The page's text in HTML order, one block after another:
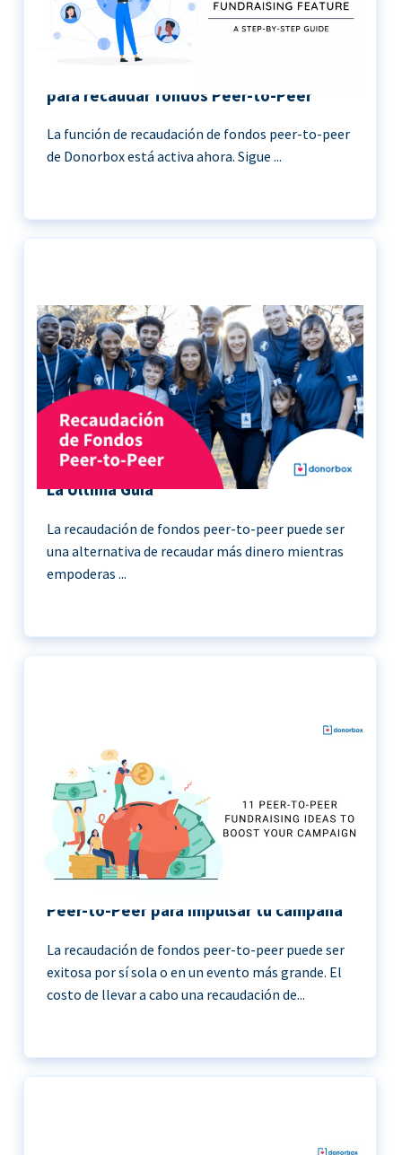
para recaudar fondos Peer-to-Peer
La función de recaudación de fondos peer-to-peer
de Donorbox está activa ahora. Sigue ...
Recaudación de Fondos Peer-to-Peer |
La Última Guía
La recaudación de fondos peer-to-peer puede ser
una alternativa de recaudar más dinero mientras
empoderas ...
Peer-to-Peer para impulsar tu campaña
La recaudación de fondos peer-to-peer puede ser
exitosa por sí sola o en un evento más grande. El
costo de llevar a cabo una recaudación de...